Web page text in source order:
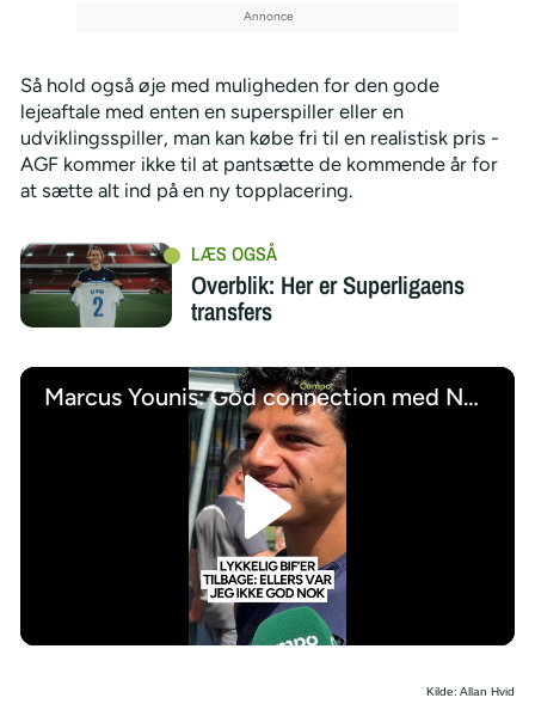
Så hold også øje med muligheden for den gode
lejeaftale med enten en superspiller eller en
udviklingsspiller, man kan købe fri til en realistisk pris -
AGF kommer ikke til at pantsætte de kommende år for
at sætte alt ind på en ny topplacering.
Overblik: Her er Superligaens
transfers
Marcus Younis: God connection med Nørgaard
/
Kilde: Allan Hvid